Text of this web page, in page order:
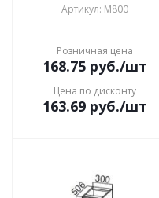
Артикул: М800
Розничная цена
168.75руб./шт
Цена по дисконту
163.69руб./шт